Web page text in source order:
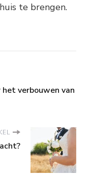
te brengen.
verbouwen van